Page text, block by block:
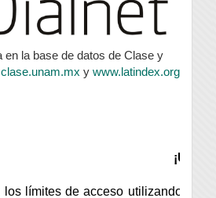
en la base de datos de Clase y
clase.unam.mx y www.latindex.org